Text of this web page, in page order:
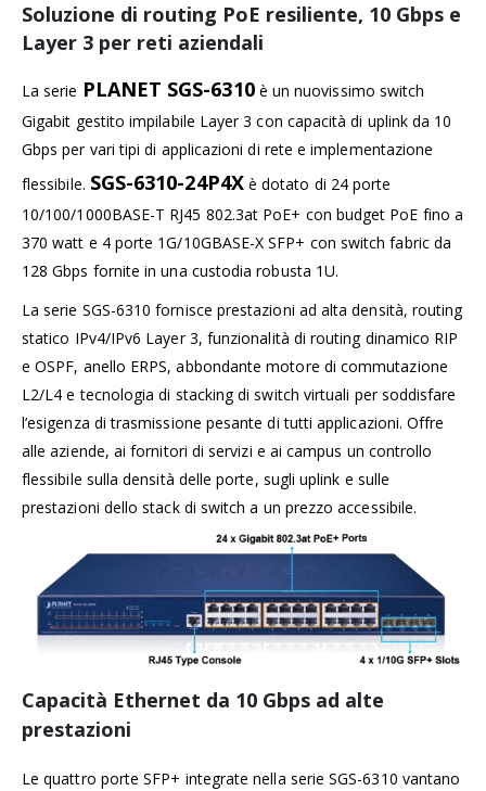
Soluzione di routing PoE resiliente, 10 Gbps e
Layer 3 per reti aziendali
La serie PLANET SGS-6310è un nuovissimo switch
Gigabit gestito impilabile Layer 3 con capacità di uplink da 10
Gbps per vari tipi di applicazioni di rete e implementazione
flessibile. SGS-6310-24P4Xè dotato di 24 porte
10/100/1000BASE-T RJ45 802.3at PoE+ con budget PoE fino a
370 watt e 4 porte 1G/10GBASE-X SFP+ con switch fabric da
128 Gbps fornite in una custodia robusta 1U.
La serie SGS-6310 fornisce prestazioni ad alta densità, routing
statico IPv4/IPv6 Layer 3, funzionalità di routing dinamico RIP
e OSPF, anello ERPS, abbondante motore di commutazione
L2/L4 e tecnologia di stacking di switch virtuali per soddisfare
l’esigenza di trasmissione pesante di tutti applicazioni. Offre
alle aziende, ai fornitori di servizi e ai campus un controllo
flessibile sulla densità delle porte, sugli uplink e sulle
prestazioni dello stack di switch a un prezzo accessibile.
Capacità Ethernet da 10 Gbps ad alte
prestazioni
Le quattro porte SFP+ integrate nella serie SGS-6310 vantano